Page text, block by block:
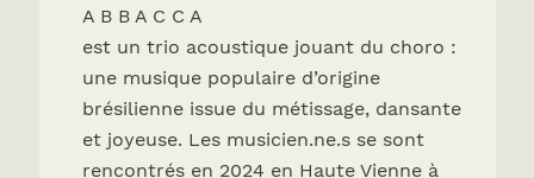
A B B A C C A
est un trio acoustique jouant du choro :
une musique populaire d’origine
brésilienne issue du métissage, dansante
et joyeuse. Les musicien.ne.s se sont
rencontrés en 2024 en Haute Vienne à